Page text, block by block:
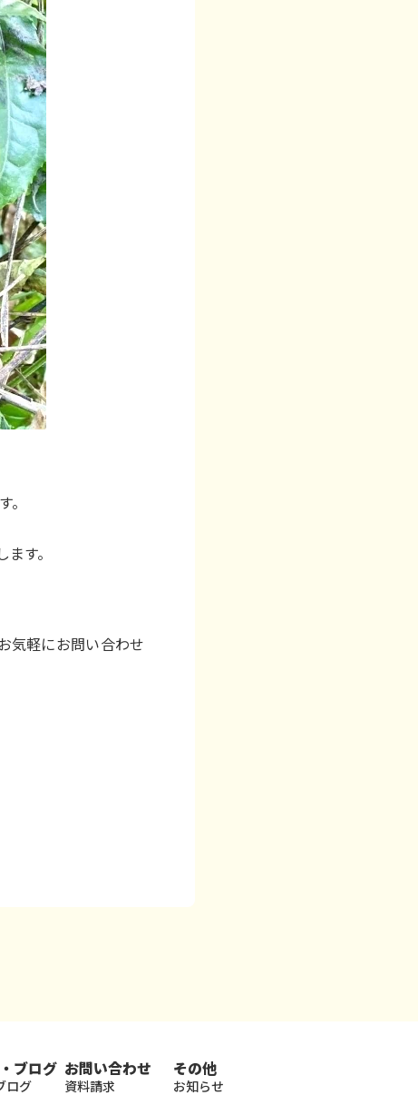
す。
気軽にお問い合わせ
ブログ
ログ
お問い合わせ
資料請求
その他
お知らせ